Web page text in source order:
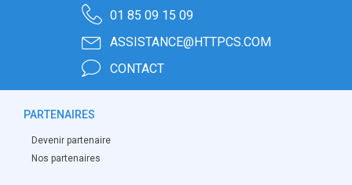
01 85 09 15 09
ASSISTANCE@HTTPCS.COM
CONTACT
PARTENAIRES
Devenir partenaire
Nos partenaires